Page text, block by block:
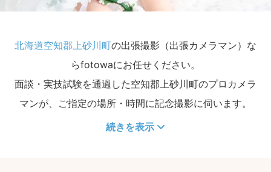
北海道空知郡上砂川町の出張撮影（出張カメラマン）な
らfotowaにお任せください。
面談・実技試験を通過した空知郡上砂川町のプロカメラ
マンが、ご指定の場所・時間に記念撮影に伺います。
続きを表示